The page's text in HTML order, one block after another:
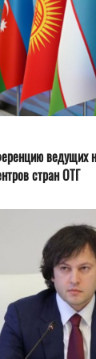
ведущих
стран ОТГ